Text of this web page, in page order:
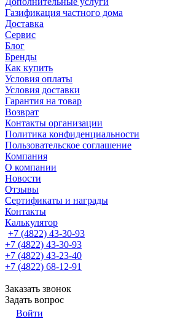
Газификация частного дома
Доставка
Сервис
Блог
Бренды
Как купить
Условия оплаты
Условия доставки
Гарантия на товар
Возврат
Контакты организации
Политика конфиденциальности
Пользовательское соглашение
Компания
О компании
Новости
Отзывы
Сертификаты и награды
Контакты
Калькулятор
+7 (4822) 43-30-93
+7 (4822) 43-30-93
+7 (4822) 43-23-40
+7 (4822) 68-12-91
Заказать звонок
Задать вопрос
Войти